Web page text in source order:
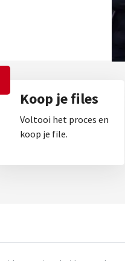
Koop je files
Voltooi het proces en
koop je file.